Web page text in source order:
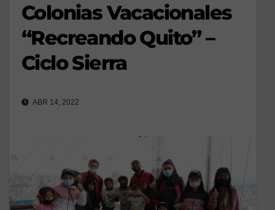
Colonias Vacacionales
“Recreando Quito” –
Ciclo Sierra
ABR 14, 2022